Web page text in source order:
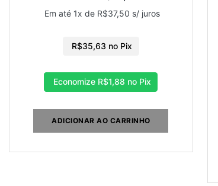
Em até 1x de R$37,50 s/ juros
R$35,63 no Pix
Economize R$1,88 no Pix
ADICIONAR AO CARRINHO